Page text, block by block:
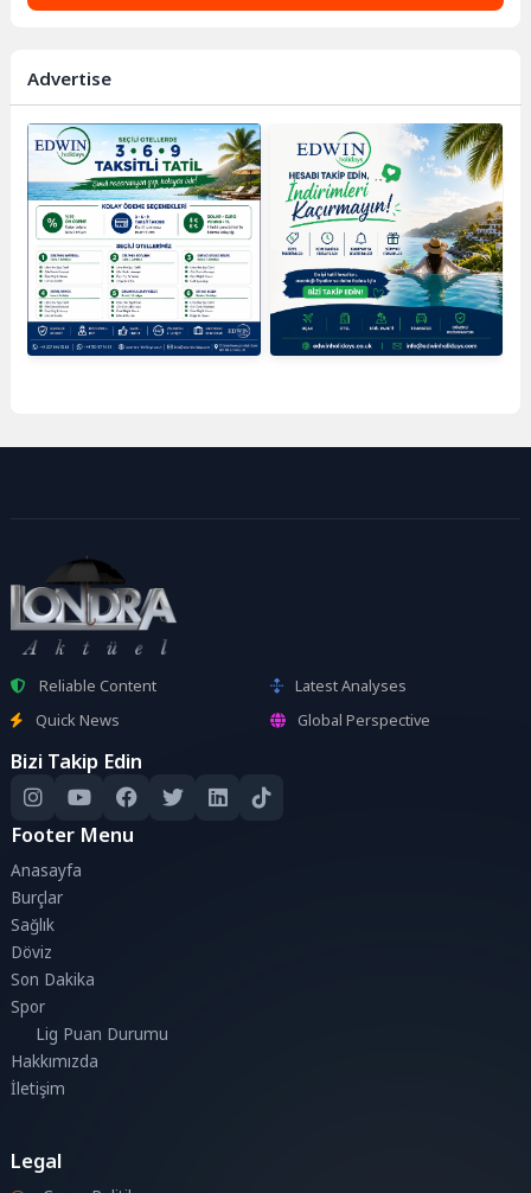
Advertise
Reliable Content
Latest Analyses
Quick News
Global Perspective
Bizi Takip Edin
Footer Menu
Anasayfa
Burçlar
Sağlık
Döviz
Son Dakika
Spor
Lig Puan Durumu
Hakkımızda
İletişim
Legal